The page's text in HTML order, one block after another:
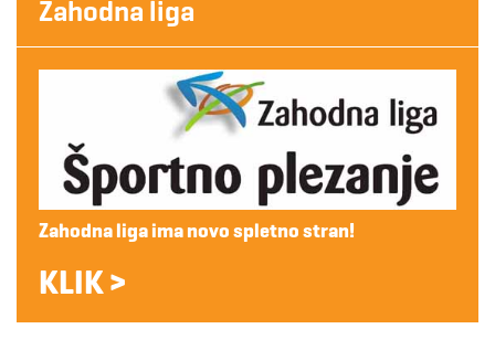
Zahodna liga
Zahodna liga ima novo spletno stran!
KLIK >